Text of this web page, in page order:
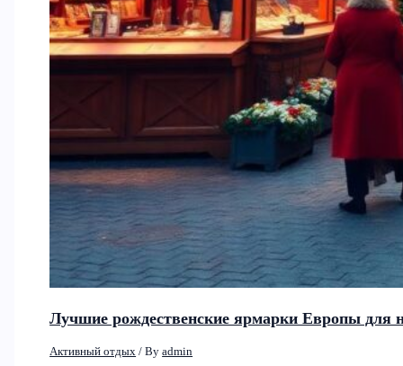
Лучшие рождественские ярмарки Европы для
Активный отдых / Byadmin